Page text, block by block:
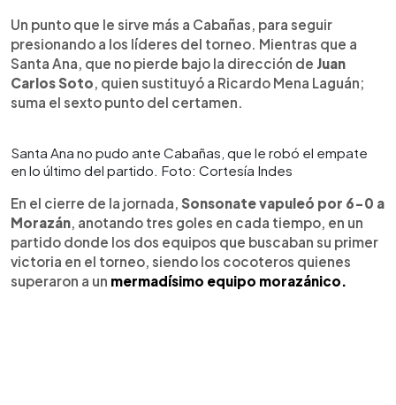
Un punto que le sirve más a Cabañas, para seguir
presionando a los líderes del torneo. Mientras que a
Santa Ana, que no pierde bajo la dirección de Juan
Carlos Soto, quien sustituyó a Ricardo Mena Laguán;
suma el sexto punto del certamen.
Santa Ana no pudo ante Cabañas, que le robó el empate
en lo último del partido. Foto: Cortesía Indes
En el cierre de la jornada, Sonsonate vapuleó por 6-0 a
Morazán, anotando tres goles en cada tiempo, en un
partido donde los dos equipos que buscaban su primer
victoria en el torneo, siendo los cocoteros quienes
superaron a un mermadísimo equipo morazánico.